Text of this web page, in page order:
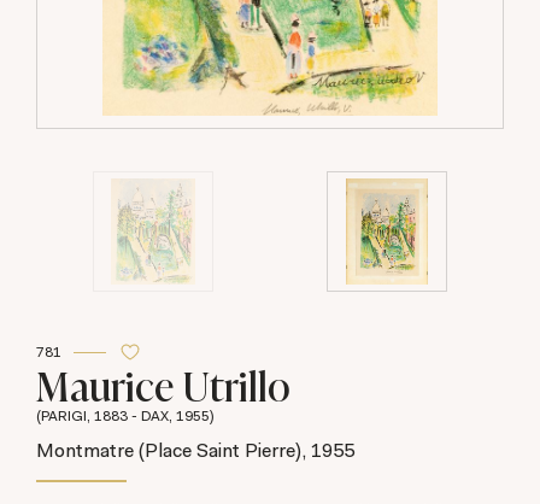
781
Maurice Utrillo
(PARIGI, 1883 - DAX, 1955)
Montmatre (Place Saint Pierre), 1955